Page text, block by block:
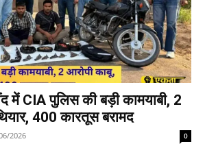
में CIA पुलिस की बड़ी कामयाबी, 2
400 कारतूस बरामद
2026 0